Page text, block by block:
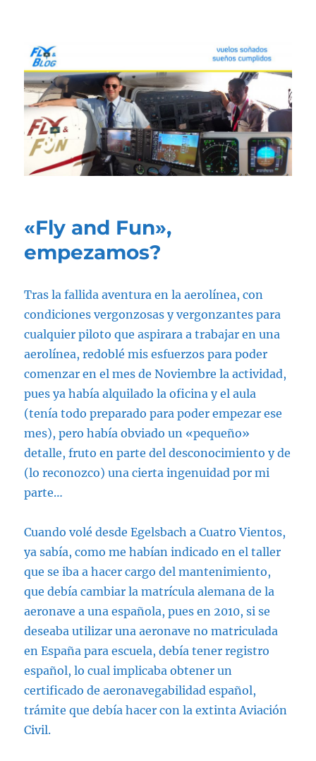
«Fly and Fun»,
empezamos?
Tras la fallida aventura en la aerolínea, con
condiciones vergonzosas y vergonzantes para
cualquier piloto que aspirara a trabajar en una
aerolínea, redoblé mis esfuerzos para poder
comenzar en el mes de Noviembre la actividad,
pues ya había alquilado la oficina y el aula
(tenía todo preparado para poder empezar ese
mes), pero había obviado un «pequeño»
detalle, fruto en parte del desconocimiento y de
(lo reconozco) una cierta ingenuidad por mi
parte…
Cuando volé desde Egelsbach a Cuatro Vientos,
ya sabía, como me habían indicado en el taller
que se iba a hacer cargo del mantenimiento,
que debía cambiar la matrícula alemana de la
aeronave a una española, pues en 2010, si se
deseaba utilizar una aeronave no matriculada
en España para escuela, debía tener registro
español, lo cual implicaba obtener un
certificado de aeronavegabilidad español,
trámite que debía hacer con la extinta Aviación
Civil.